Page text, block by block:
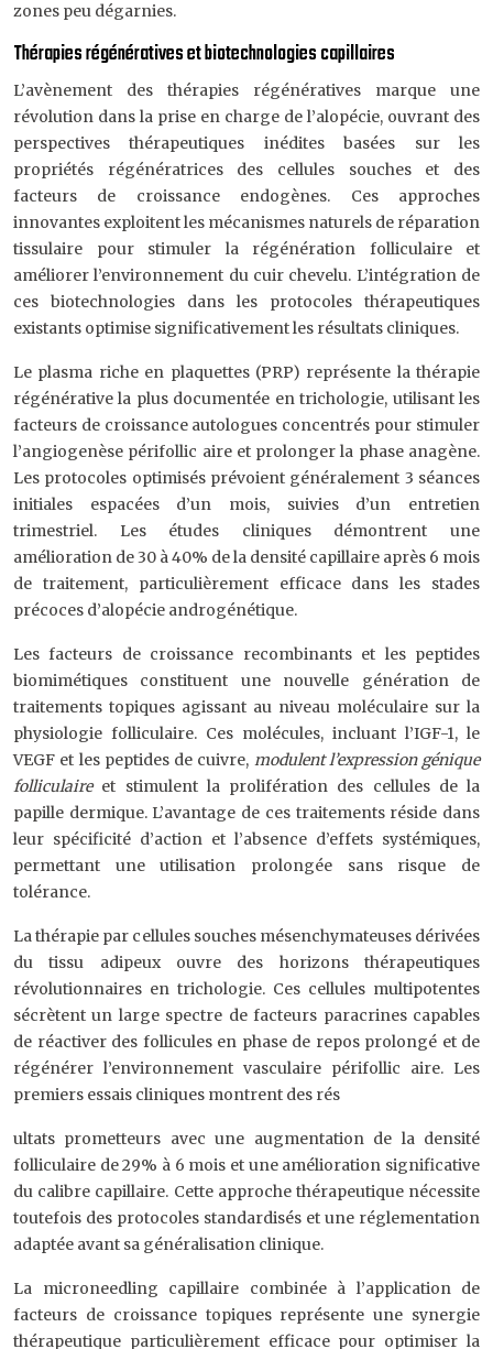
zones peu dégarnies.
Thérapies régénératives et biotechnologies capillaires
L’avènement des thérapies régénératives marque une
révolution dans la prise en charge de l’alopécie, ouvrant des
perspectives thérapeutiques inédites basées sur les
propriétés régénératrices des cellules souches et des
facteurs de croissance endogènes. Ces approches
innovantes exploitent les mécanismes naturels de réparation
tissulaire pour stimuler la régénération folliculaire et
améliorer l’environnement du cuir chevelu. L’intégration de
ces biotechnologies dans les protocoles thérapeutiques
existants optimise significativement les résultats cliniques.
Le plasma riche en plaquettes (PRP) représente la thérapie
régénérative la plus documentée en trichologie, utilisant les
facteurs de croissance autologues concentrés pour stimuler
l’angiogenèse périfollic aire et prolonger la phase anagène.
Les protocoles optimisés prévoient généralement 3 séances
initiales espacées d’un mois, suivies d’un entretien
trimestriel. Les études cliniques démontrent une
amélioration de 30 à 40% de la densité capillaire après 6 mois
de traitement, particulièrement efficace dans les stades
précoces d’alopécie androgénétique.
Les facteurs de croissance recombinants et les peptides
biomimétiques constituent une nouvelle génération de
traitements topiques agissant au niveau moléculaire sur la
physiologie folliculaire. Ces molécules, incluant l’IGF-1, le
VEGF et les peptides de cuivre, modulent l’expression génique
folliculaire et stimulent la prolifération des cellules de la
papille dermique. L’avantage de ces traitements réside dans
leur spécificité d’action et l’absence d’effets systémiques,
permettant une utilisation prolongée sans risque de
tolérance.
La thérapie par cellules souches mésenchymateuses dérivées
du tissu adipeux ouvre des horizons thérapeutiques
révolutionnaires en trichologie. Ces cellules multipotentes
sécrètent un large spectre de facteurs paracrines capables
de réactiver des follicules en phase de repos prolongé et de
régénérer l’environnement vasculaire périfollic aire. Les
premiers essais cliniques montrent des rés
ultats prometteurs avec une augmentation de la densité
folliculaire de 29% à 6 mois et une amélioration significative
du calibre capillaire. Cette approche thérapeutique nécessite
toutefois des protocoles standardisés et une réglementation
adaptée avant sa généralisation clinique.
La microneedling capillaire combinée à l’application de
facteurs de croissance topiques représente une synergie
thérapeutique particulièrement efficace pour optimiser la